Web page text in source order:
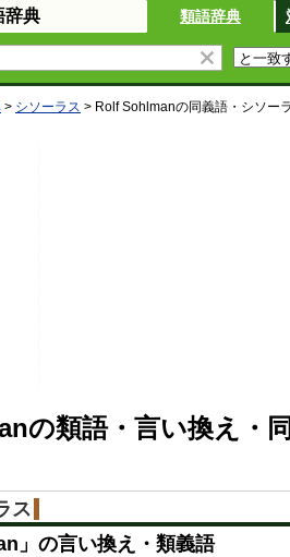
辞典 類語辞典
> シソーラス > Rolf Sohlmanの同義語・シソー
の類語・言い換え・
ス
」の言い換え・類義語